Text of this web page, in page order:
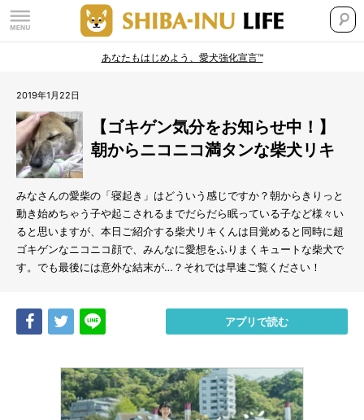
あなたもはじめよう、愛犬強化宣言™
2019年1月22日
【ゴキゲン気分をお知らせ中！】
朝からニコニコ満タンな柴犬リキ
みなさんの愛柴の「寝起き」はどういう感じですか？朝からきりっと
動き始めちゃう子や起こされるまでだらだら眠っている子など様々い
ると思いますが、本日ご紹介する柴犬リキくんは目覚めると同時に超
ゴキゲンなニコニコ顔で、みんなに愛想をふりまくキュートな柴犬で
す。でも最後には意外な結末が…？それでは早速ご覧ください！
Share Tweet アプリで読む